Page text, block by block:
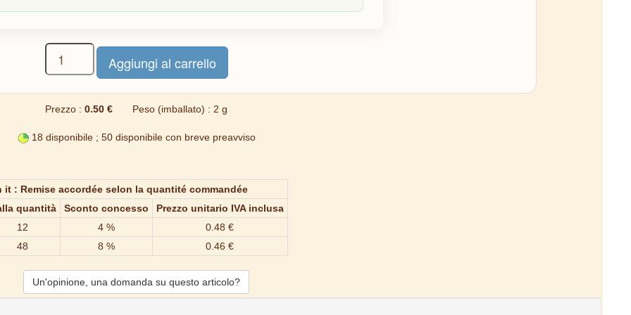
Prezzo : 0.50 € Peso (imballato) : 2 g
18 disponibile ; 50 disponibile con breve preavviso
it : Remise accordée selon la quantité commandée
quantità
Sconto concesso
Prezzo unitario IVA inclusa
12
4 %
0.48 €
48
8 % 0.46 €
Un'opinione, una domanda su questo articolo?